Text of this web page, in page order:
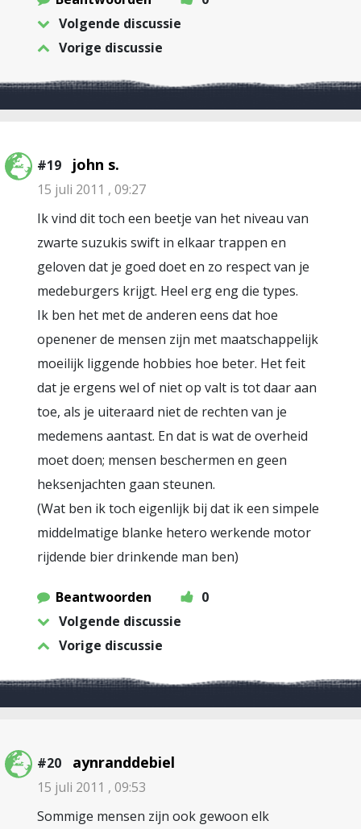
Volgende discussie
Vorige discussie
#19 john s.
15 juli 2011 , 09:27
Ik vind dit toch een beetje van het niveau van
zwarte suzukis swift in elkaar trappen en
geloven dat je goed doet en zo respect van je
medeburgers krijgt. Heel erg eng die types.
Ik ben het met de anderen eens dat hoe
openener de mensen zijn met maatschappelijk
moeilijk liggende hobbies hoe beter. Het feit
dat je ergens wel of niet op valt is tot daar aan
toe, als je uiteraard niet de rechten van je
medemens aantast. En dat is wat de overheid
moet doen; mensen beschermen en geen
heksenjachten gaan steunen.
(Wat ben ik toch eigenlijk bij dat ik een simpele
middelmatige blanke hetero werkende motor
rijdende bier drinkende man ben)
Beantwoorden
0
Volgende discussie
Vorige discussie
#20 aynranddebiel
15 juli 2011 , 09:53
Sommige mensen zijn ook gewoon elk